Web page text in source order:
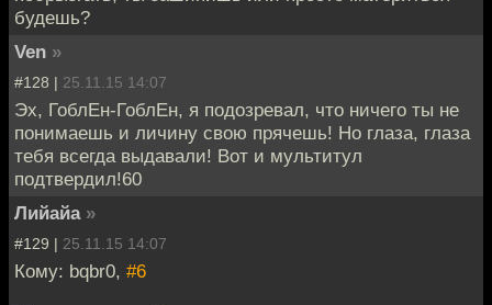
будешь?
Ven »
#128 | 25.11.15 14:07
Эх, ГоблЕн-ГоблЕн, я подозревал, что ничего ты не
понимаешь и личину свою прячешь! Но глаза, глаза
тебя всегда выдавали! Вот и мультитул
подтвердил!60
Лийайа »
#129 | 25.11.15 14:07
Кому: bqbr0, #6